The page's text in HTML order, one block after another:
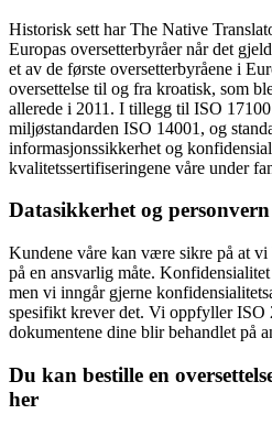
Historisk sett har The Native
Europas oversetterbyråer når det
et av de første oversetterbyråene i
oversettelse til og fra kroatisk, som
allerede i 2011. I tillegg til ISO
miljøstandarden ISO 14001, og
informasjonssikkerhet og
kvalitetssertifiseringene våre under
Datasikkerhetog personvern
Kundene våre kan være sikre på at vi
på en ansvarlig måte.
men vi inngår gjerne
spesifikt krever det. Vi oppfyller ISO
dokumentene dine blir behandlet på
Du kan bestille en
her